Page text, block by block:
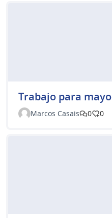
Trabajo para
Marcos Casais 0 0